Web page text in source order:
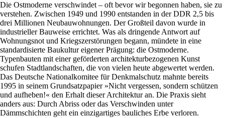
Die Ostmoderne verschwindet – oft bevor wir begonnen haben, sie zu
verstehen. Zwischen 1949 und 1990 entstanden in der DDR 2,5 bis
drei Millionen Neubauwohnungen. Der Großteil davon wurde in
industrieller Bauweise errichtet. Was als dringende Antwort auf
Wohnungsnot und Kriegszerstörungen begann, mündete in eine
standardisierte Baukultur eigener Prägung: die Ostmoderne.
Typenbauten mit einer geförderten architekturbezogenen Kunst
schufen Stadtlandschaften, die von vielen heute abgewertet werden.
Das Deutsche Nationalkomitee für Denkmalschutz mahnte bereits
1995 in seinem Grundsatzpapier »Nicht vergessen, sondern schützen
und aufheben!« den Erhalt dieser Architektur an. Die Praxis sieht
anders aus: Durch Abriss oder das Verschwinden unter
Dämmschichten geht ein einzigartiges bauliches Erbe verloren.